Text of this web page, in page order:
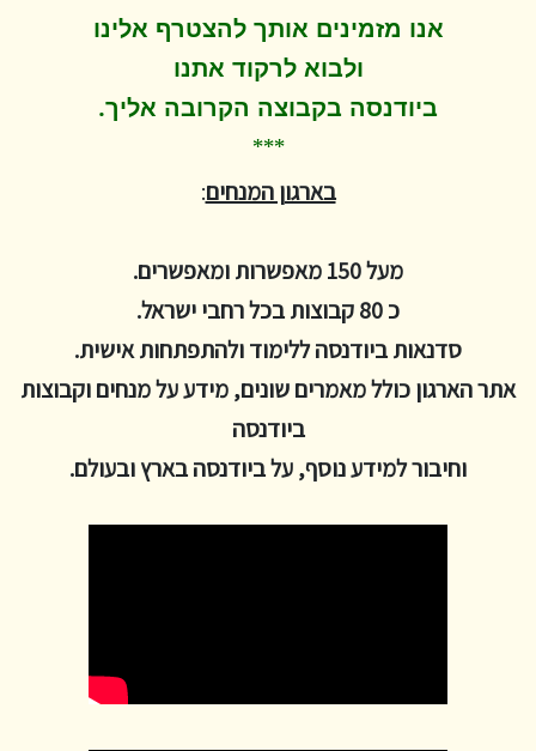
אנו מזמינים אותך להצטרף אלינו
ולבוא לרקוד אתנו
ביודנסה בקבוצה הקרובה אליך.
***
בארגון המנחים:
מעל 150 מאפשרות ומאפשרים.
כ 80 קבוצות בכל רחבי ישראל.
סדנאות ביודנסה ללימוד ולהתפתחות אישית.
אתר הארגון כולל מאמרים שונים, מידע על מנחים וקבוצות
ביודנסה
וחיבור למידע נוסף, על ביודנסה בארץ ובעולם.